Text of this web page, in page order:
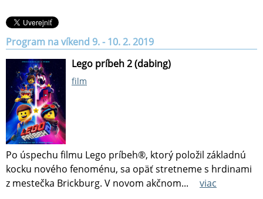
Program na víkend 9. - 10. 2. 2019
Lego príbeh 2 (dabing)
film
Po úspechu filmu Lego príbeh®, ktorý položil základnú
kocku nového fenoménu, sa opäť stretneme s hrdinami
z mestečka Brickburg. V novom akčnom...
viac